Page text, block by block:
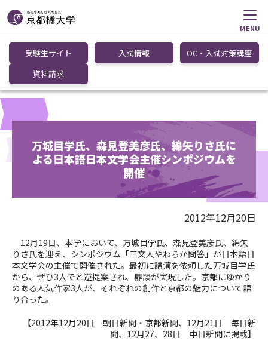
MENU
受験生サイト 入試情報
OC・入試対策講座
資料請求
万城目学氏、森見登美彦氏、綿矢りさ氏に
よる日本語日本文学会主催シンポジウムを
開催
2012年12月20日
12月19日、本学において、万城目学氏、森見登美彦氏、綿矢
りさ氏を迎え、シンポジウム「三文人やわらか問答」が日本語日
本文学会の主催で開催された。最初に講演を依頼した万城目学氏
から、ぜひ3人でと逆提案され、鼎談が実現した。京都にゆかり
のある人気作家3人が、それぞれの創作と京都の魅力について語
り合った。
【2012年12月20日 朝日新聞・京都新聞、12月21日 毎日新
聞、12月27、28日 中日新聞に掲載】